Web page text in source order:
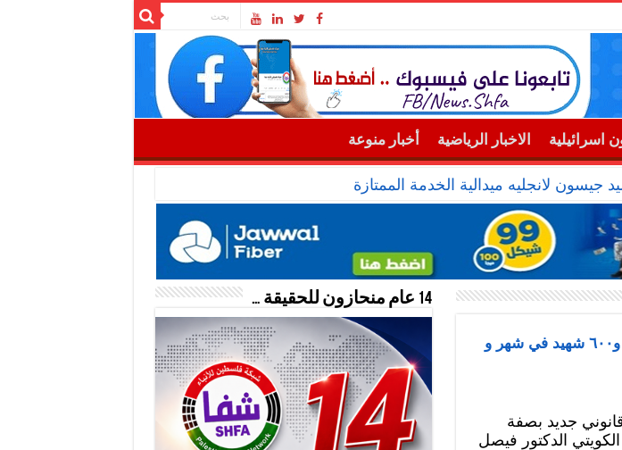
اسرائيلية الاخبار الرياضية أخبار منوعة
جيسون لانجليه ميدالية الخدمة الممتازة
خزعل للمدعي الدولي : الإحتلال أحرق المرضى في عيادة الأونروا و٦٠٠ شهيد في شهر و
جديد بصفة
الدكتور فيصل
14 عام منحازون للحقيقة …